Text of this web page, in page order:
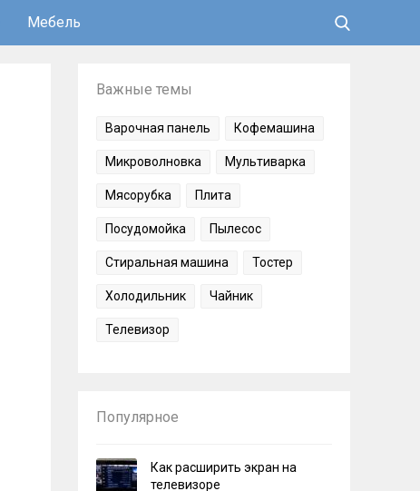
Мебель
Важные темы
Варочная панель Кофемашина
Микроволновка Мультиварка
Мясорубка Плита
Посудомойка Пылесос
Стиральная машина Тостер
Холодильник Чайник
Телевизор
Популярное
Как расширить экран на
телевизоре